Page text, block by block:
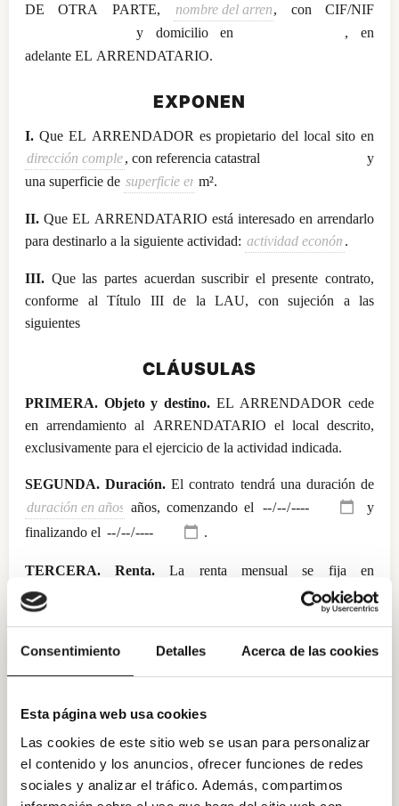
Consentimiento Detalles Acerca de las cookies
Esta página web usa cookies
Las cookies de este sitio web se usan para personalizar
el contenido y los anuncios, ofrecer funciones de redes
sociales y analizar el tráfico. Además, compartimos
DE OTRA PARTE,
y domicilio en
, en
adelante EL ARRENDATARIO.
EXPONEN
I.
, con referencia catastral
y
una superficie de
m².
II. Que EL ARRENDATARIO está interesado en arrendarlo
para destinarlo a la siguiente actividad:
.
III. Que las partes acuerdan suscribir el presente contrato,
conforme al Título III de la LAU, con sujeción a las
siguientes
CLÁUSULAS
PRIMERA. Objeto y destino. EL ARRENDADOR cede
en arrendamiento al ARRENDATARIO el local descrito,
exclusivamente para el ejercicio de la actividad indicada.
SEGUNDA. Duración.
años, comenzando el
y
finalizando el
.
TERCERA. Renta.
, más el IVA correspondiente, pagadera por
mensualidades anticipadas dentro de los siete primeros días de
CUARTA. Actualización.Anualmente se aplicará la
QUINTA. Fianza.EL ARRENDATARIO entrega en este
acto
en concepto de fianza, conforme al art.
36 LAU.